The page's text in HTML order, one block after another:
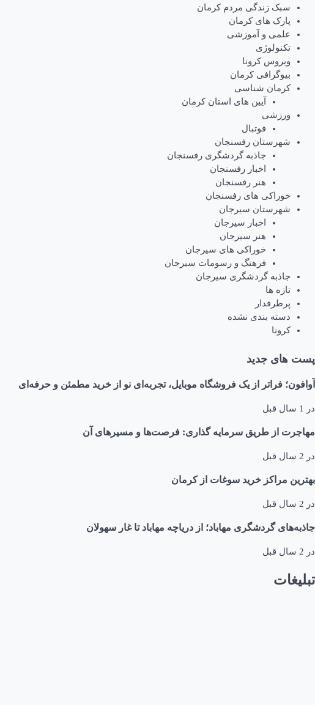
سبک زندگی مردم کرمان
پارک های کرمان
علمی و آموزشی
تکنولوژی
ویروس کرونا
بیوگرافی کرمان
کرمان شناسی
آیین های استان کرمان
ورزشی
فوتبال
شهرستان رفسنجان
جاذبه گردشگری رفسنجان
اخبار رفسنجان
هنر رفسنجان
خوراکی های رفسنجان
شهرستان سیرجان
اخبار سیرجان
هنر سیرجان
خوراکی های سیرجان
فرهنگ و رسومات سیرجان
جاذبه گردشگری سیرجان
تازه ها
پرطرفدار
دسته بندی نشده
کرونا
پست های جدید
آوافون؛ فراتر از یک فروشگاه موبایل، تجربه‌ای نو از خرید مطمئن و حرفه‌ای
در 1 سال قبل
مهاجرت از طریق سرمایه گذاری: فرصت‌ها و مسیرهای آن
در 2 سال قبل
بهترین مراکز خرید سوغات از کرمان
در 2 سال قبل
جاذبه‌های گردشگری مهاباد؛ از دریاچه مهاباد تا غار سهولان
در 2 سال قبل
تبلیغات